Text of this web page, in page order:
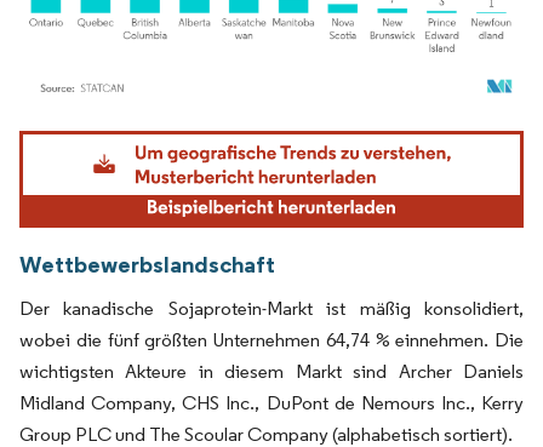
Bild © Mordor Intelligence. Wiederverwendung erfordert Namensnennung gemäß
Wettbewerbslandschaft
Der kanadische Sojaprotein-Markt ist mäßig konsolidiert,
wobei die fünf größten Unternehmen 64,74 % einnehmen. Die
wichtigsten Akteure in diesem Markt sind Archer Daniels
Midland Company, CHS Inc., DuPont de Nemours Inc., Kerry
Group PLC und The Scoular Company (alphabetisch sortiert).